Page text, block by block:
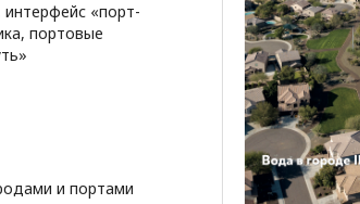
«порт-
портовые
и портами